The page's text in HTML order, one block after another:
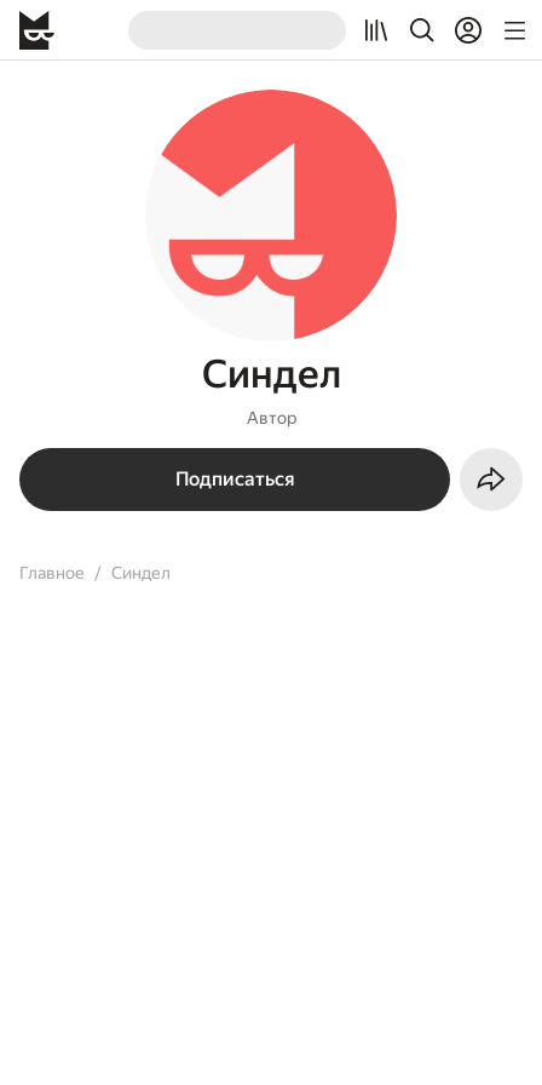
Синдел
Автор
Подписаться
Главное Синдел